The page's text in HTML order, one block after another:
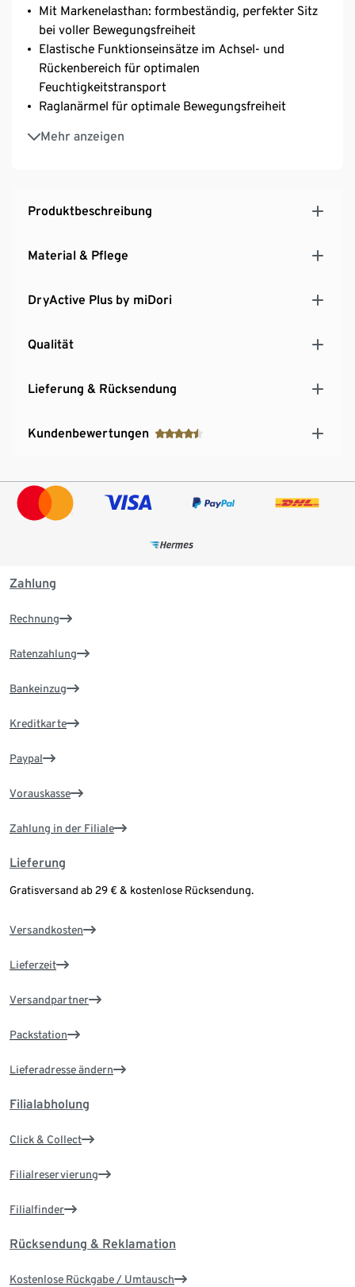
Mit Markenelasthan: formbeständig, perfekter Sitz
bei voller Bewegungsfreiheit
Elastische Funktionseinsätze im Achsel- und
Rückenbereich für optimalen
Feuchtigkeitstransport
Raglanärmel für optimale Bewegungsfreiheit
Mehr anzeigen
Stehkragen mit halblangem Frontreißverschluss
und Untertritt
Produktbeschreibung
Material & Pflege
DryActive Plus by miDori
Qualität
Lieferung & Rücksendung
Kundenbewertungen
Zahlung
Rechnung
Ratenzahlung
Bankeinzug
Kreditkarte
Paypal
Vorauskasse
Zahlung in der Filiale
Lieferung
Gratisversand ab 29 € & kostenlose Rücksendung.
Versandkosten
Lieferzeit
Versandpartner
Packstation
Lieferadresse ändern
Filialabholung
Click & Collect
Filialreservierung
Filialfinder
Rücksendung & Reklamation
Kostenlose Rückgabe / Umtausch